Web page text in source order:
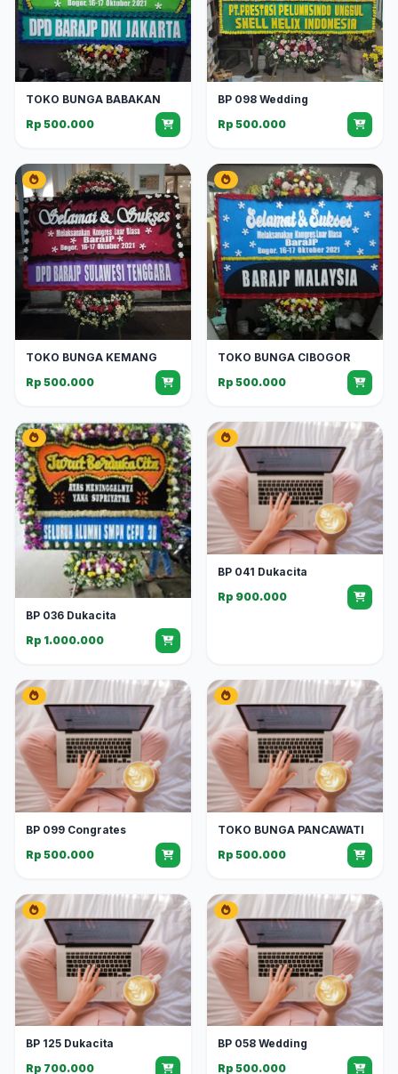
TOKO BUNGA BABAKAN
Rp 500.000
BP 098 Wedding
Rp 500.000
TOKO BUNGA KEMANG
Rp 500.000
TOKO BUNGA CIBOGOR
Rp 500.000
BP 036 Dukacita
Rp 1.000.000
BP 041 Dukacita
Rp 900.000
BP 099 Congrates
Rp 500.000
TOKO BUNGA PANCAWATI
Rp 500.000
BP 125 Dukacita
Rp 700.000
BP 058 Wedding
Rp 500.000